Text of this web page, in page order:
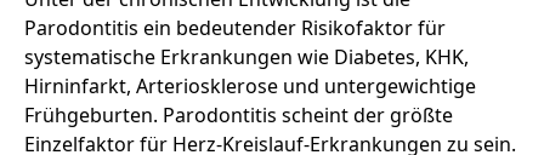
Parodontitis ein bedeutender Risikofaktor für
systematische Erkrankungen wie Diabetes, KHK,
Hirninfarkt, Arteriosklerose und untergewichtige
Frühgeburten. Parodontitis scheint der größte
Einzelfaktor für Herz-Kreislauf-Erkrankungen zu sein.